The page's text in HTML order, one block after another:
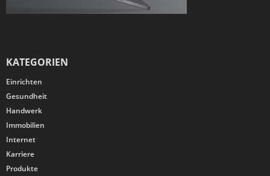
KATEGORIEN
Einrichten
Gesundheit
Handwerk
Immobilien
Internet
Karriere
Produkte